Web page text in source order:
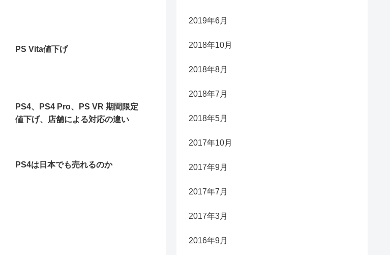
PS Vita値下げ
PS4、PS4 Pro、PS VR 期間限定
値下げ、店舗による対応の違い
PS4は日本でも売れるのか
2019年6月
2018年10月
2018年8月
2018年7月
2018年5月
2017年10月
2017年9月
2017年7月
2017年3月
2016年9月